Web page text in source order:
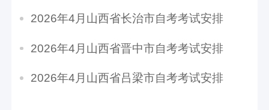
​2026年4月山西省长治市自考考试安排
​2026年4月山西省晋中市自考考试安排
​2026年4月山西省吕梁市自考考试安排